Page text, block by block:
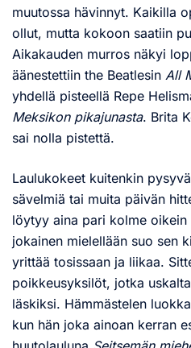
muutossa hävinnyt. Kaikilla
ollut, mutta kokoon saatiin
Aikakauden murros näkyi
äänestettiin the Beatlesin All
yhdellä pisteellä Repe
Meksikon pikajunasta. Brita
sai nolla pistettä.
Laulukokeet kuitenkin
sävelmiä tai muita päivän
löytyy aina pari kolme
jokainen mielellään suo sen
yrittää tosissaan ja liikaa.
poikkeusyksilöt, jotka
läskiksi. Hämmästelen
kun hän joka ainoan kerran